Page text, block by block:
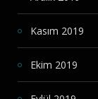
Kasım 2019
Ekim 2019